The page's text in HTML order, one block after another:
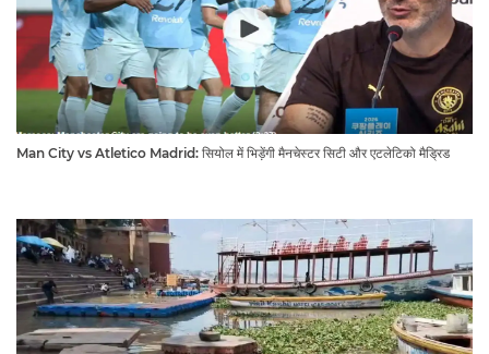
Man City vs Atletico Madrid: सियोल में भिड़ेंगी मैनचेस्टर सिटी और एटलेटिको मैड्रिड